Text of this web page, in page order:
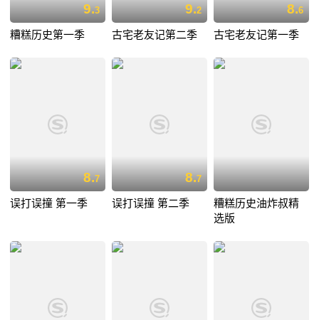
9.3
糟糕历史第一季
9.2
古宅老友记第二季
8.6
古宅老友记第一季
8.7
误打误撞 第一季
8.7
误打误撞 第二季
糟糕历史油炸叔精
选版